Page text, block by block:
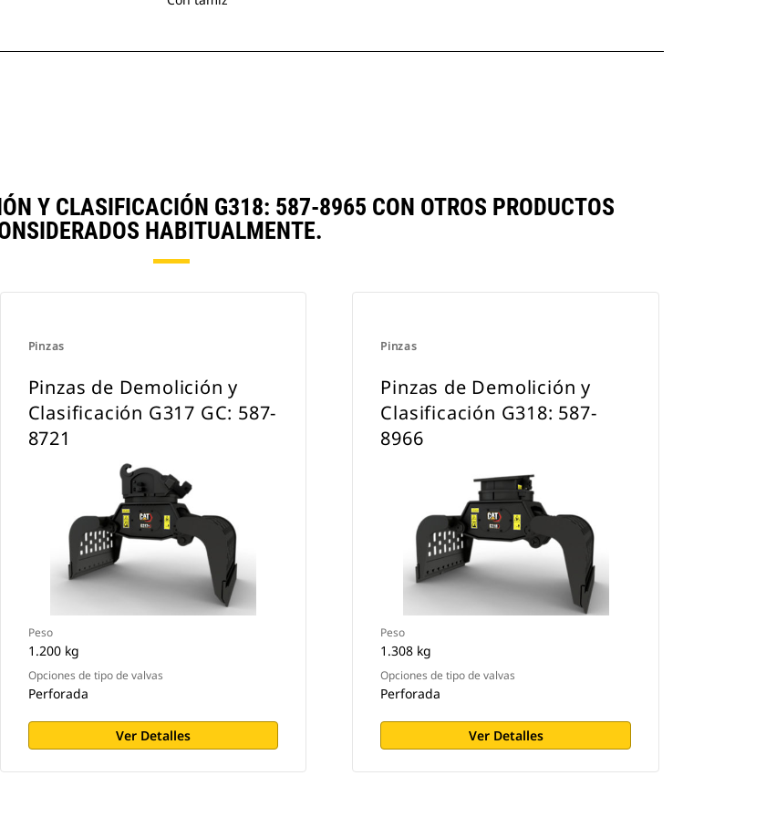
Y CLASIFICACIÓN G318: 587-8965 CON OTROS PRODUCTOS
HABITUALMENTE.
Pinzas
Pinzas de Demolición y
Clasificación G317 GC: 587-
8721
Peso
1.200 kg
Opciones de tipo de valvas
Perforada
Ver Detalles
Pinzas
Pinzas de Demolición y
Clasificación G318: 587-
8966
Peso
1.308 kg
Opciones de tipo de valvas
Perforada
Ver Detalles